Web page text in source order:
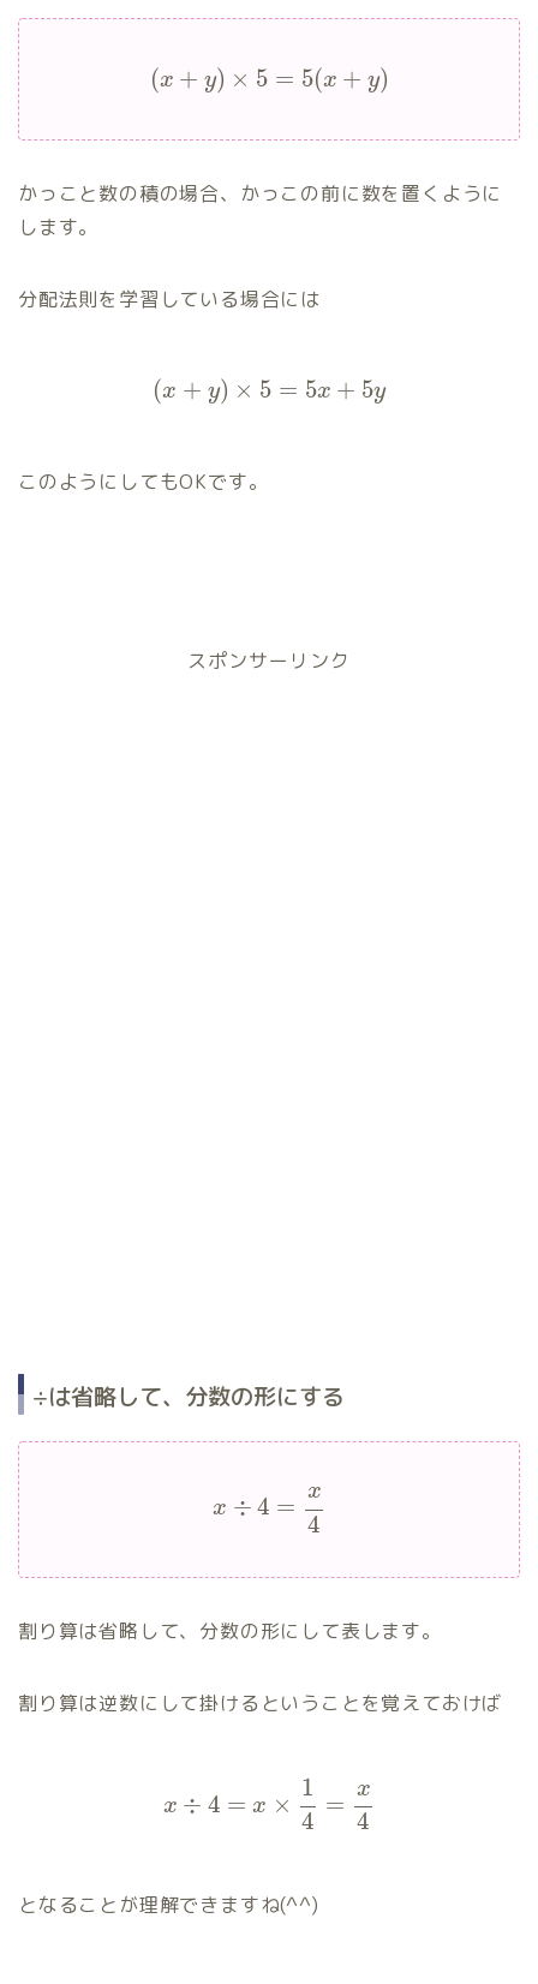
(x + y) × 5 = 5(x + y)
かっこと数の積の場合、かっこの前に数を置くように
します。
分配法則を学習している場合には
(x + y) × 5 = 5x + 5y
このようにしてもOKです。
スポンサーリンク
÷は省略して、分数の形にする
x ÷ 4 =
x
4
割り算は省略して、分数の形にして表します。
割り算は逆数にして掛けるということを覚えておけば
x ÷ 4 = x ×
1
4
=
x
4
となることが理解できますね(^^)